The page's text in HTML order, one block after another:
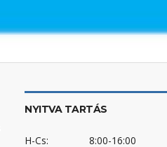
NYITVA TARTÁS
H-Cs: 8:00-16:00